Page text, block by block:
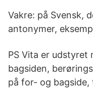
Vakre: på Svensk,
antonymer,
PS Vita er udstyret
bagsiden,
på for- og